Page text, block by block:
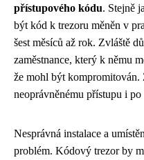
přístupového kódu. Stejně
být kód k trezoru měněn v
šest měsíců až rok. Zvláště
zaměstnance, který k němu
že mohl být kompromitován.
neoprávněnému přístupu i po
Nesprávná instalace a
problém. Kódový trezor by